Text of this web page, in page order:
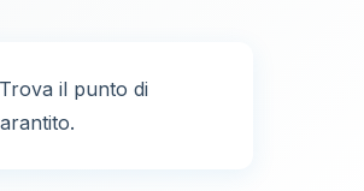
il punto di